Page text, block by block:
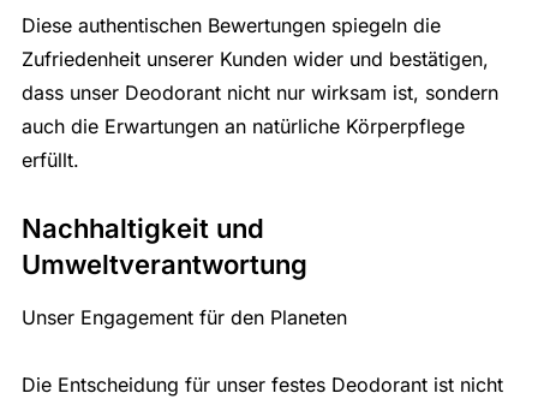
Diese authentischen Bewertungen spiegeln die
Zufriedenheit unserer Kunden wider und bestätigen,
dass unser Deodorant nicht nur wirksam ist, sondern
auch die Erwartungen an natürliche Körperpflege
erfüllt.
Nachhaltigkeit und
Umweltverantwortung
Unser Engagement für den Planeten
Die Entscheidung für unser festes Deodorant ist nicht